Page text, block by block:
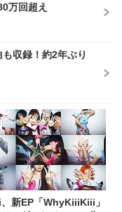
万回超え
収録！約2年ぶり
新EP「WhyKiiiKiii」